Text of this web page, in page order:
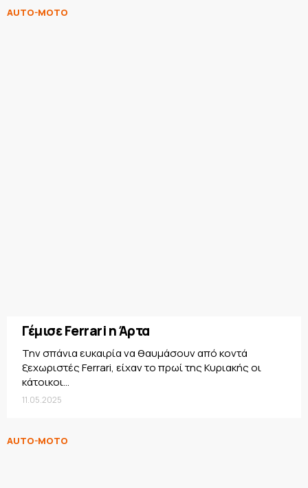
AUTO-MOTO
Γέμισε Ferrari η Άρτα
Την σπάνια ευκαιρία να θαυμάσουν από κοντά
ξεχωριστές Ferrari, είχαν το πρωί της Κυριακής οι
κάτοικοι...
11.05.2025
AUTO-MOTO